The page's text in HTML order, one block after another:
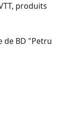
produits
de BD "Petru